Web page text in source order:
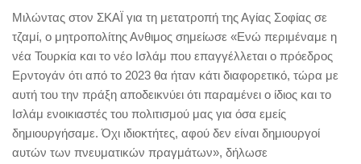
Μιλώντας στον ΣΚΑΪ για τη μετατροπή της Αγίας Σοφίας σε
τζαμί, ο μητροπολίτης Ανθιμος σημείωσε «Ενώ περιμέναμε η
νέα Τουρκία και το νέο Ισλάμ που επαγγέλλεται ο πρόεδρος
Ερντογάν ότι από το 2023 θα ήταν κάτι διαφορετικό, τώρα με
αυτή του την πράξη αποδεικνύει ότι παραμένει ο ίδιος και το
Ισλάμ ενοικιαστές του πολιτισμού μας για όσα εμείς
δημιουργήσαμε. Όχι ιδιοκτήτες, αφού δεν είναι δημιουργοί
αυτών των πνευματικών πραγμάτων», δήλωσε